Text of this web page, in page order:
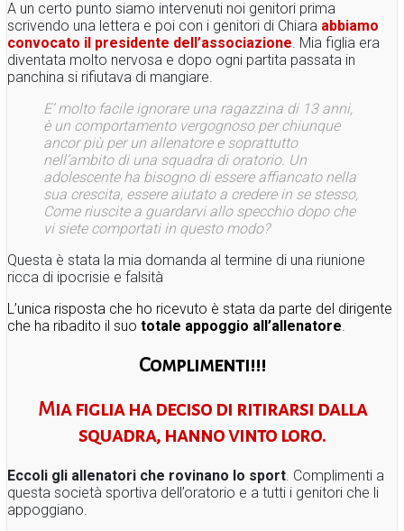
A un certo punto siamo intervenuti noi genitori prima
scrivendo una lettera e poi con i genitori di Chiara abbiamo
convocato il presidente dell’associazione. Mia figlia era
diventata molto nervosa e dopo ogni partita passata in
panchina si rifiutava di mangiare.
E’ molto facile ignorare una ragazzina di 13 anni,
è un comportamento vergognoso per chiunque
ancor più per un allenatore e soprattutto
nell’ambito di una squadra di oratorio. Un
adolescente ha bisogno di essere affiancato nella
sua crescita, essere aiutato a credere in se stesso,
Come riuscite a guardarvi allo specchio dopo che
vi siete comportati in questo modo?
Questa è stata la mia domanda al termine di una riunione
ricca di ipocrisie e falsità
L’unica risposta che ho ricevuto è stata da parte del dirigente
che ha ribadito il suo totale appoggio all’allenatore.
Complimenti!!!
Mia figlia ha deciso di ritirarsi dalla
squadra, hanno vinto loro.
Eccoli gli allenatori che rovinano lo sport . Complimenti a
questa società sportiva dell’oratorio e a tutti i genitori che li
appoggiano.